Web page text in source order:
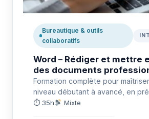
Bureautique & outils
collaboratifs
Word – Rédiger et mettre
des documents
Formation complète pour
niveau débutant à avancé, en
certification TOSA RS6964.
⏱ 35h Mixte